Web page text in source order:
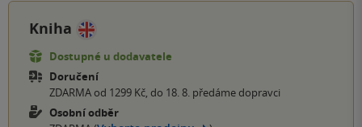
Kniha
Dostupné u dodavatele
Doručení
ZDARMA od 1299 Kč, do 18. 8. předáme dopravci
Osobní odběr